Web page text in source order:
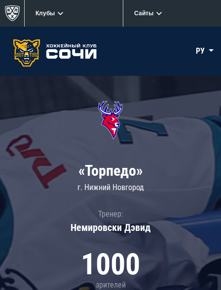
Клубы Сайты
РУ
«Торпедо»
г. Нижний Новгород
Тренер:
Немировски Дэвид
1000
зрителей